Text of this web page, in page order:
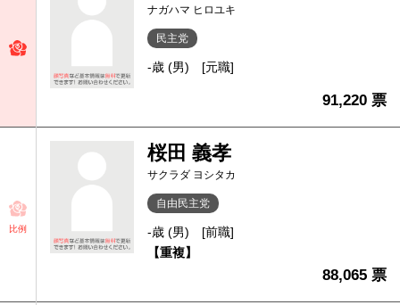
ナガハマ ヒロユキ
民主党
-歳 (男) [元職]
91,220 票
比例
桜田 義孝
サクラダ ヨシタカ
自由民主党
-歳 (男)
[前職]
【重複】
88,065 票